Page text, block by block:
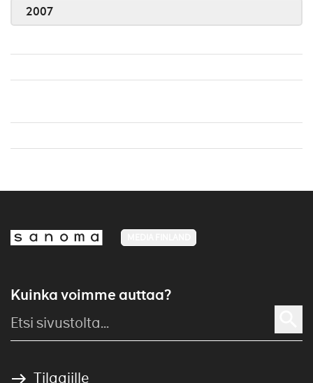
2007
Kuinka voimme auttaa?
Tilaajille